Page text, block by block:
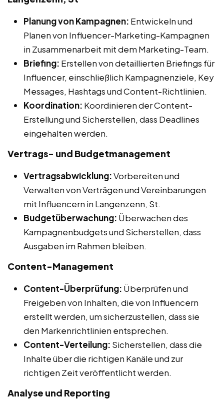
Planung von Kampagnen: Entwickeln und
Planen von Influencer-Marketing-Kampagnen
in Zusammenarbeit mit dem Marketing-Team.
Briefing: Erstellen von detaillierten Briefings für
Influencer, einschließlich Kampagnenziele, Key
Messages, Hashtags und Content-Richtlinien.
Koordination: Koordinieren der Content-
Erstellung und Sicherstellen, dass Deadlines
eingehalten werden.
Vertrags- und Budgetmanagement
Vertragsabwicklung:Vorbereiten und
Verwalten von Verträgen und Vereinbarungen
mit Influencern in Langenzenn, St.
Budgetüberwachung: Überwachen des
Kampagnenbudgets und Sicherstellen, dass
Ausgaben im Rahmen bleiben.
Content-Management
Content-Überprüfung: Überprüfen und
Freigeben von Inhalten, die von Influencern
erstellt werden, um sicherzustellen, dass sie
den Markenrichtlinien entsprechen.
Content-Verteilung: Sicherstellen, dass die
Inhalte über die richtigen Kanäle und zur
richtigen Zeit veröffentlicht werden.
Analyse und Reporting